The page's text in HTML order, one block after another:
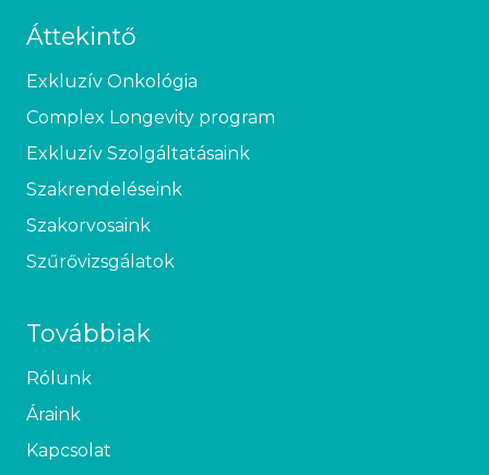
Áttekintő
Exkluzív Onkológia
Complex Longevity program
Exkluzív Szolgáltatásaink
Szakrendeléseink
Szakorvosaink
Szűrővizsgálatok
Továbbiak
Rólunk
Áraink
Kapcsolat